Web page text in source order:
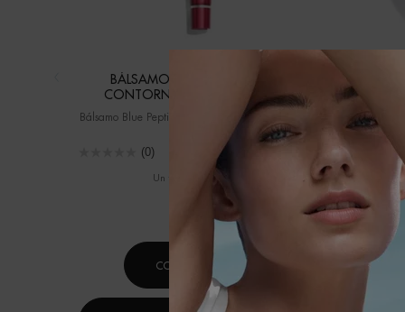
BÁLSAMO BLUE PEPTIDES PARA
CONTORNO DE OJOS Y LABIOS
Bálsamo Blue Peptides Ojos y Labios – Efecto Lifting
(0)
Un formato disponible
COMPRAR AHORA
DESAFÍA